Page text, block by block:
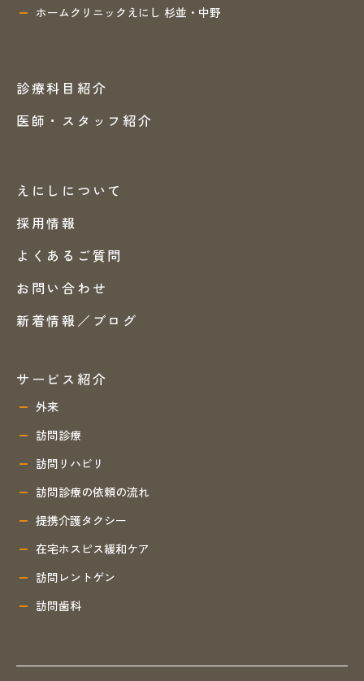
ホームクリニックえにし 杉並・中野
診療科目紹介
医師・スタッフ紹介
えにしについて
採用情報
よくあるご質問
お問い合わせ
新着情報／ブログ
サービス紹介
外来
訪問診療
訪問リハビリ
訪問診療の依頼の流れ
提携介護タクシー
在宅ホスピス緩和ケア
訪問レントゲン
訪問歯科